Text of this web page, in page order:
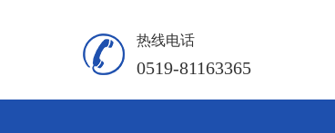
热线电话
0519-81163365